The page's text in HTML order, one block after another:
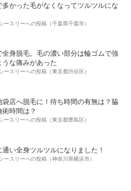
多かった毛がなくなってツルツルにな
ースリーへの投稿（千葉県千葉市）
全身脱毛。毛の濃い部分は輪ゴムで強
うな痛みがあった
ースリーへの投稿（東京都渋谷区）
袋店へ脱毛に！待ち時間の有無は？脇
術時間は？
ースリーへの投稿（東京都豊島区）
い全身ツルツルになりました！
ースリーへの投稿（神奈川県横浜市）